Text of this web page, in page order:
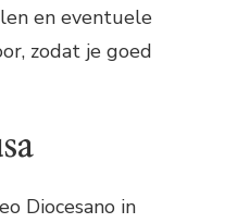
en eventuele
zodat je goed
Diocesano in